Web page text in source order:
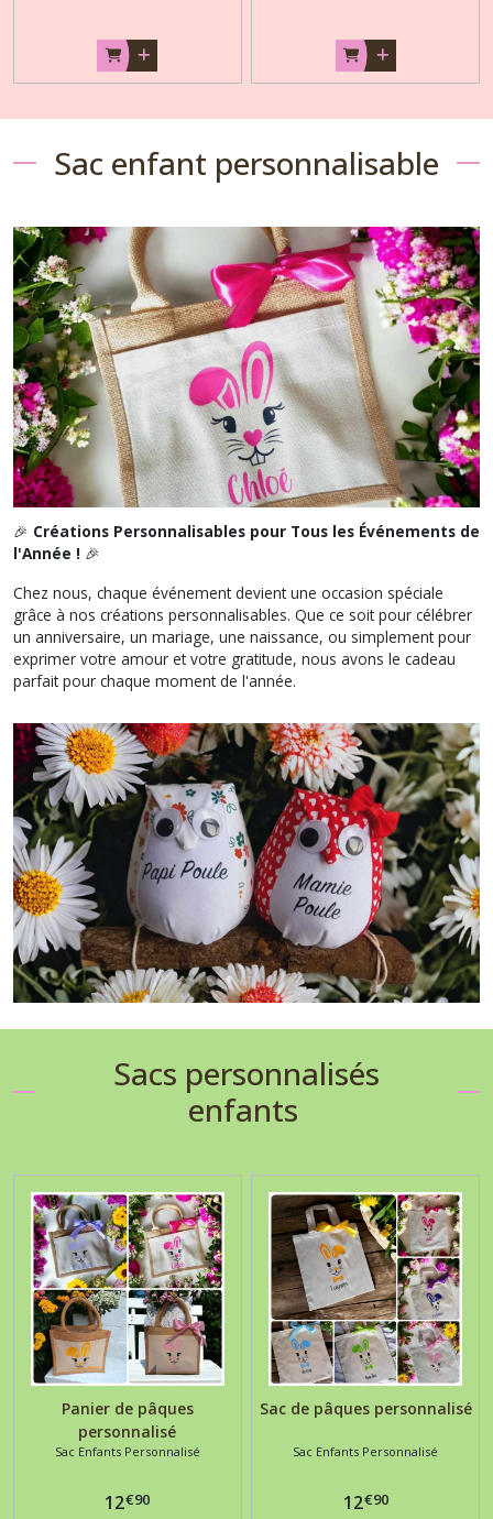
Sac enfant personnalisable
🎉 Créations Personnalisables pour Tous les Événements de
l'Année ! 🎉
Chez nous, chaque événement devient une occasion spéciale
grâce à nos créations personnalisables. Que ce soit pour célébrer
un anniversaire, un mariage, une naissance, ou simplement pour
exprimer votre amour et votre gratitude, nous avons le cadeau
parfait pour chaque moment de l'année.
Sacs personnalisés
enfants
Panier de pâques
personnalisé
Sac Enfants Personnalisé
12€90
Sac de pâques personnalisé
Sac Enfants Personnalisé
12€90